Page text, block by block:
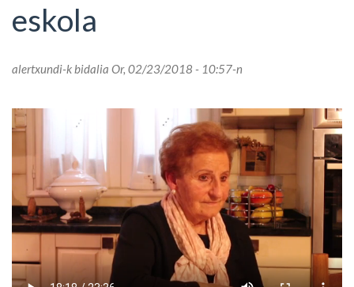
eskola
alertxundi-k bidalia Or, 02/23/2018 - 10:57-n